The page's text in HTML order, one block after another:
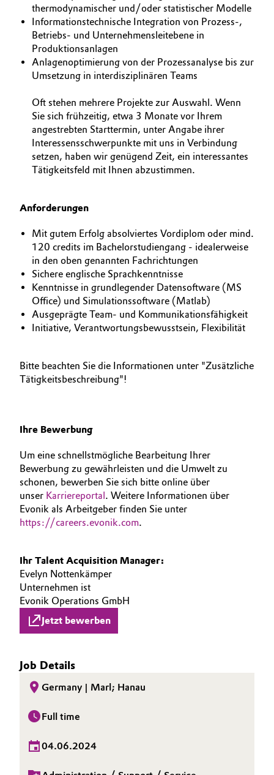
thermodynamischer und/oder statistischer Modelle
Informationstechnische Integration von Prozess-,
Betriebs- und Unternehmensleitebene in
Produktionsanlagen
Anlagenoptimierung von der Prozessanalyse bis zur
Umsetzung in interdisziplinären Teams
Oft stehen mehrere Projekte zur Auswahl. Wenn
Sie sich frühzeitig, etwa 3 Monate vor Ihrem
angestrebten Starttermin, unter Angabe ihrer
Interessensschwerpunkte mit uns in Verbindung
setzen, haben wir genügend Zeit, ein interessantes
Tätigkeitsfeld mit Ihnen abzustimmen.
Anforderungen
Mit gutem Erfolg absolviertes Vordiplom oder mind.
120 credits im Bachelorstudiengang - idealerweise
in den oben genannten Fachrichtungen
Sichere englische Sprachkenntnisse
Kenntnisse in grundlegender Datensoftware (MS
Office) und Simulationssoftware (Matlab)
Ausgeprägte Team- und Kommunikationsfähigkeit
Initiative, Verantwortungsbewusstsein, Flexibilität
Bitte beachten Sie die Informationen unter "Zusätzliche
Tätigkeitsbeschreibung"!
Ihre Bewerbung
Um eine schnellstmögliche Bearbeitung Ihrer
Bewerbung zu gewährleisten und die Umwelt zu
schonen, bewerben Sie sich bitte online über
unser Karriereportal. Weitere Informationen über
Evonik als Arbeitgeber finden Sie unter
https://careers.evonik.com.
Ihr Talent Acquisition Manager:
Evelyn Nottenkämper
Unternehmen ist
Evonik Operations GmbH
Jetzt bewerben
Job Details
Germany | Marl; Hanau
Full time
04.06.2024